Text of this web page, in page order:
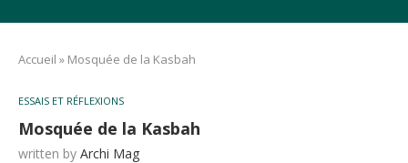
Accueil » Mosquée de la Kasbah
ESSAIS ET RÉFLEXIONS
Mosquée de la Kasbah
written by Archi Mag